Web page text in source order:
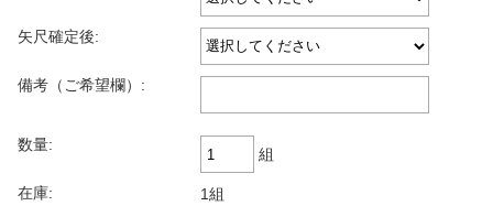
矢尺確定後:
備考（ご希望欄）:
数量:
組
在庫: 1組